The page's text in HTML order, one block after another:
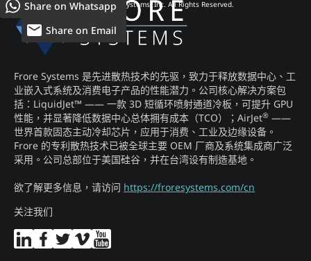
Share on Whatsapp
Share on Email
Frore Systems 是先进散热技术的先驱，致力于释放数据中心、工
业嵌入式系统及消费电子产品的性能潜力。公司核心解决方案包
括：LiquidJet™ —— 一款 3D 短循环喷射通道冷板，可提升 GPU
性能，并显著降低数据中心总体拥有成本（TCO）；AirJet® ——
世界首款固态主动冷却芯片，应用于消费、工业及边缘设备。
Frore 的专利散热技术已被全球主要 OEM 厂商及系统集成商广泛
采用。公司总部位于美国硅谷，并在台湾设有制造基地。
欲了解更多信息，请访问 https://froresystems.com/cn
关注我们
© 2026 Frore Systems, Inc. All Rights Reserved.